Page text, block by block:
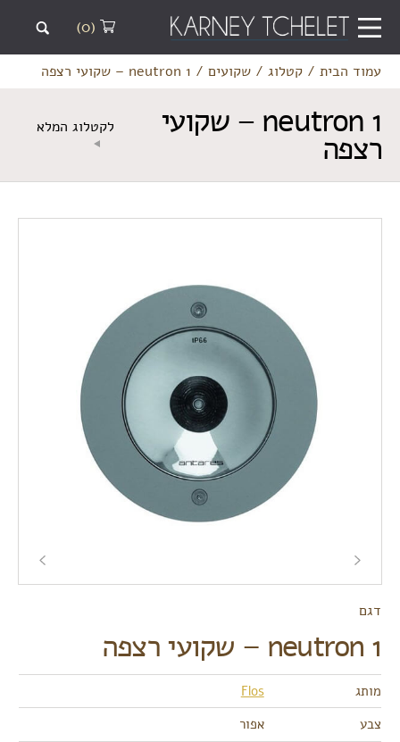
(0)
עמוד הבית/ קטלוג/ שקועים/ neutron 1 – שקועי רצפה
neutron 1 – שקועי
רצפה לקטלוג המלא
דגם
neutron 1 – שקועי רצפה
מותג
Flos
צבע
אפור